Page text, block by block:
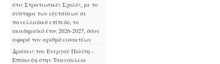
στις Στρατιωτικές Σχολές, με το
σύστημα των εξετάσεων σε
πανελλαδικό επίπεδο, το
ακαδημαϊκό έτος 2026-2027, όσον
αφορά τον αριθμό εισακτέων
Δράσεις του Ενεργού Πολίτη –
Επίσκεψη στην Τσανάκλειο